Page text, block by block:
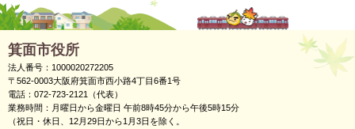
箕面市役所
法人番号：1000020272205
〒562-0003大阪府箕面市西小路4丁目6番1号
電話：072-723-2121（代表）
業務時間：月曜日から金曜日 午前8時45分から午後5時15分
（祝日・休日、12月29日から1月3日を除く。